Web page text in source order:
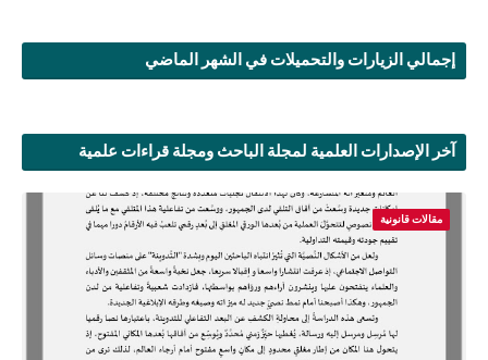
إجمالي الزيارات والتحميلات في الشهر الماضي
آخر الإصدارات العلمية لمجلة الباحث ومجلة قراءات علمية
مقالات قانونية